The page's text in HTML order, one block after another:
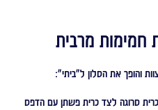
חמימות מרבית
והופך את הסלון ל"ביתי":
סרוגה לצד כרית פשתן עם הדפס